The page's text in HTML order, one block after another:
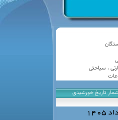
، سیاحتی
تاریخ خورشیدی
۱۴۰۵